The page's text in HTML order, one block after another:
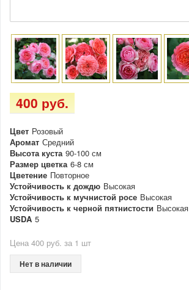
400 руб.
Цвет Розовый
Аромат Средний
Высота куста 90-100 см
Размер цветка 6-8 см
Цветение Повторное
Устойчивость к дождю Высокая
Устойчивость к мучнистой росе Высокая
Устойчивость к черной пятнистости Высокая
USDA 5
Цена 400 руб. за 1 шт
Нет в наличии